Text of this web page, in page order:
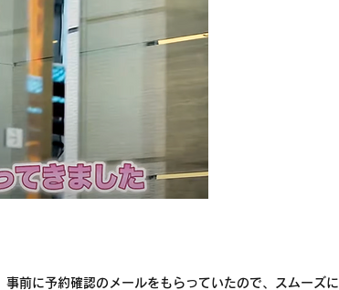
前に予約確認のメールをもらっていたので、スムーズに